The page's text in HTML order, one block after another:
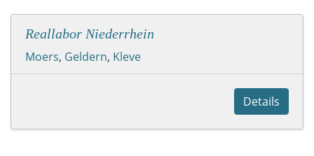
Reallabor Niederrhein
Moers, Geldern, Kleve
Details